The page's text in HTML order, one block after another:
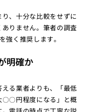
、十分な比較をせずに
りません。筆者の調査
強く推奨します。
明確か
える業者よりも、「最低
〇円程度になる」と概